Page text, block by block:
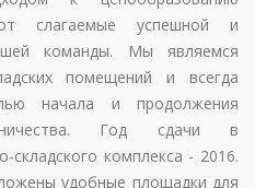
слагаемые успешной и
команды. Мы являемся
помещений и всегда
начала и продолжения
Год сдачи в
складского комплекса - 2016.
удобные площадки для